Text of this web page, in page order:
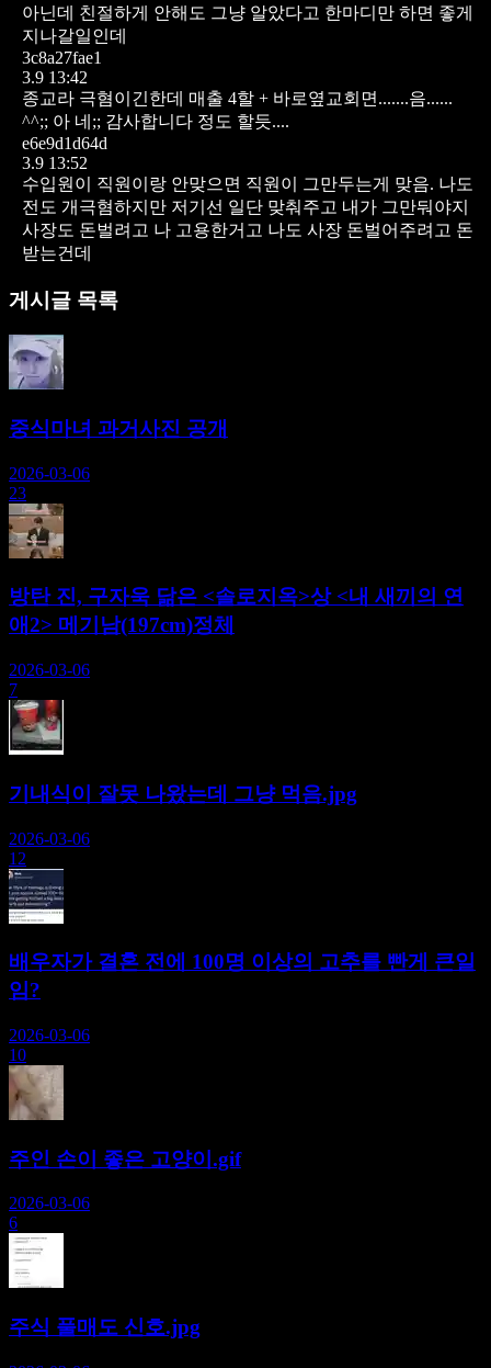
아닌데 친절하게 안해도 그냥 알았다고 한마디만 하면 좋게
지나갈일인데
3c8a27fae1
3.9 13:42
종교라 극혐이긴한데 매출 4할 + 바로옆교회면.......음......
^^;; 아 네;; 감사합니다 정도 할듯....
e6e9d1d64d
3.9 13:52
수입원이 직원이랑 안맞으면 직원이 그만두는게 맞음. 나도
전도 개극혐하지만 저기선 일단 맞춰주고 내가 그만둬야지
사장도 돈벌려고 나 고용한거고 나도 사장 돈벌어주려고 돈
받는건데
게시글 목록
중식마녀 과거사진 공개
2026-03-06
23
방탄 진, 구자욱 닮은 <솔로지옥>상 <내 새끼의 연
애2> 메기남(197cm)정체
2026-03-06
7
기내식이 잘못 나왔는데 그냥 먹음.jpg
2026-03-06
12
배우자가 결혼 전에 100명 이상의 고추를 빤게 큰일
임?
2026-03-06
10
주인 손이 좋은 고양이.gif
2026-03-06
6
주식 풀매도 신호.jpg